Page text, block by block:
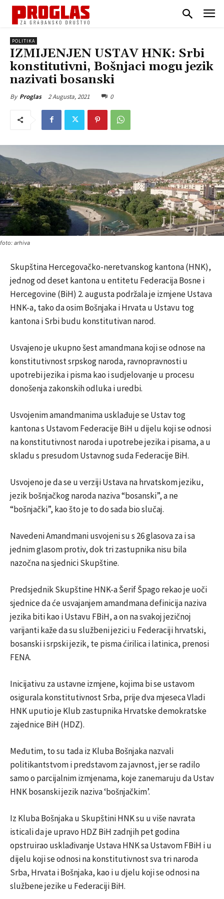
POLITIKA
IZMIJENJEN USTAV HNK: Srbi
konstitutivni, Bošnjaci mogu jezik
nazivati bosanski
By Proglas 2 Augusta, 2021 0
foto: arhiva
Skupština Hercegovačko-neretvanskog kantona (HNK),
jednog od deset kantona u entitetu Federacija Bosne i
Hercegovine (BiH) 2. augusta podržala je izmjene Ustava
HNK-a, tako da osim Bošnjaka i Hrvata u Ustavu tog
kantona i Srbi budu konstitutivan narod.
Usvajeno je ukupno šest amandmana koji se odnose na
konstitutivnost srpskog naroda, ravnopravnosti u
upotrebi jezika i pisma kao i sudjelovanje u procesu
donošenja zakonskih odluka i uredbi.
Usvojenim amandmanima usklađuje se Ustav tog
kantona s Ustavom Federacije BiH u dijelu koji se odnosi
na konstitutivnost naroda i upotrebe jezika i pisama, a u
skladu s presudom Ustavnog suda Federacije BiH.
Usvojeno je da se u verziji Ustava na hrvatskom jeziku,
jezik bošnjačkog naroda naziva “bosanski”, a ne
“bošnjački”, kao što je to do sada bio slučaj.
Navedeni Amandmani usvojeni su s 26 glasova za i sa
jednim glasom protiv, dok tri zastupnika nisu bila
nazočna na sjednici Skupštine.
Predsjednik Skupštine HNK-a Šerif Špago rekao je uoči
sjednice da će usvajanjem amandmana definicija naziva
jezika biti kao i Ustavu FBiH, a on na svakoj jezičnoj
varijanti kaže da su službeni jezici u Federaciji hrvatski,
bosanski i srpski jezik, te pisma ćirilica i latinica, prenosi
FENA.
Inicijativu za ustavne izmjene, kojima bi se ustavom
osigurala konstitutivnost Srba, prije dva mjeseca Vladi
HNK uputio je Klub zastupnika Hrvatske demokratske
zajednice BiH (HDZ).
Međutim, to su tada iz Kluba Bošnjaka nazvali
politikantstvom i predstavom za javnost, jer se radilo
samo o parcijalnim izmjenama, koje zanemaruju da Ustav
HNK bosanski jezik naziva ‘bošnjačkim’.
Iz Kluba Bošnjaka u Skupštini HNK su u više navrata
isticali da je upravo HDZ BiH zadnjih pet godina
opstruirao usklađivanje Ustava HNK sa Ustavom FBiH i u
dijelu koji se odnosi na konstitutivnost sva tri naroda
Srba, Hrvata i Bošnjaka, kao i u djelu koji se odnosi na
službene jezike u Federaciji BiH.